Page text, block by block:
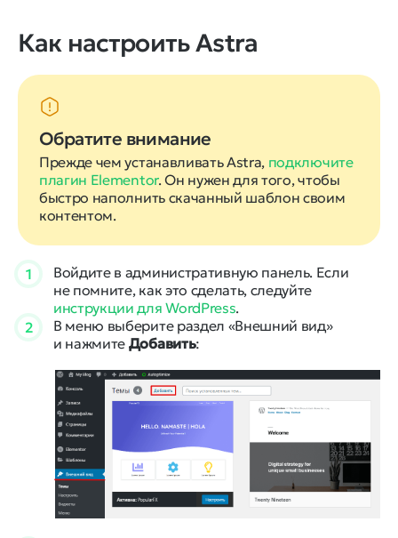
Как настроить Astra
Обратите внимание
Прежде чем устанавливать Astra, подключите
плагин Elementor. Он нужен для того, чтобы
быстро наполнить скачанный шаблон своим
контентом.
1
Войдите в административную панель. Если
не помните, как это сделать, следуйте
инструкции для WordPress.
2
В меню выберите раздел «Внешний вид»
и нажмите Добавить: